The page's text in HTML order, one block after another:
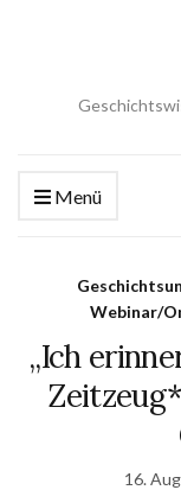
Menü
Webinar/
„Ich
16.